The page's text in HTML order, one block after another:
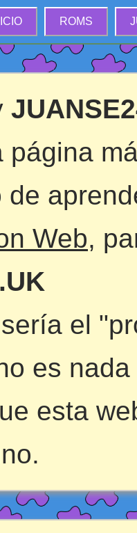
ROMS
página
de
Web,
el
es
esta